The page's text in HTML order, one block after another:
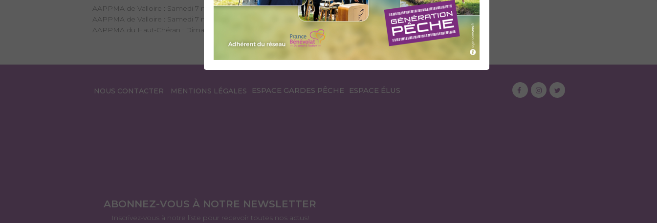
AAPPMA de Valloire : Samedi 7 mars à 18h30 à la salle du Galibier à Valloire.
AAPPMA de Valloire : Samedi 7 mars 2026 à 10h au siège social de l'AAPPMA, 976 Av. Jules Bianco à Ugine..
AAPPMA du Haut-Chéran : Dimanche 8 mars à 9h30 au cinéma de Cusy.
NOUS CONTACTER MENTIONS LÉGALES ESPACE GARDES PÊCHE ESPACE ÉLUS
ABONNEZ-VOUS À NOTRE NEWSLETTER
Inscrivez-vous à notre liste pour recevoir toutes nos actus!